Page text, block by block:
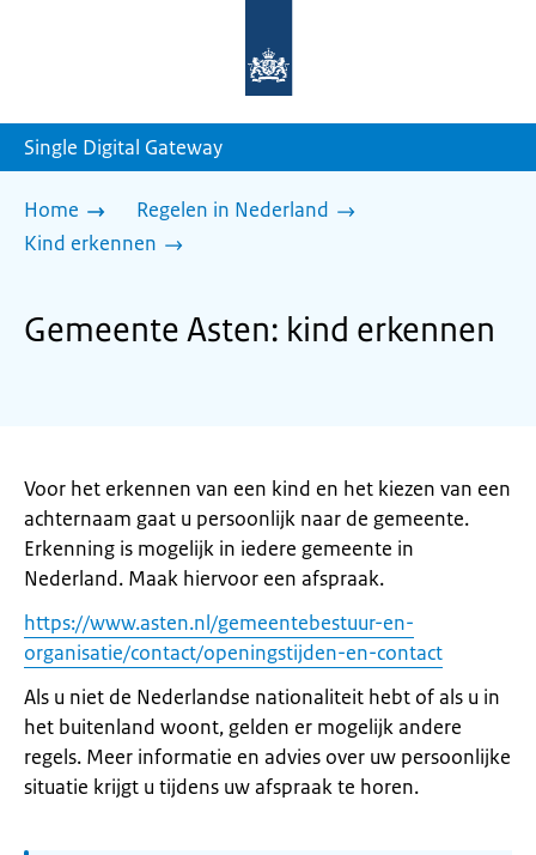
homepage
Single Digital Gateway
Home
Regelen in Nederland
Kind erkennen
Gemeente Asten: kind erkennen
Voor het erkennen van een kind en het kiezen van een
achternaam gaat u persoonlijk naar de gemeente.
Erkenning is mogelijk in iedere gemeente in
Nederland. Maak hiervoor een afspraak.
https://www.asten.nl/gemeentebestuur-en-
organisatie/contact/openingstijden-en-contact
Als u niet de Nederlandse nationaliteit hebt of als u in
het buitenland woont, gelden er mogelijk andere
regels. Meer informatie en advies over uw persoonlijke
situatie krijgt u tijdens uw afspraak te horen.